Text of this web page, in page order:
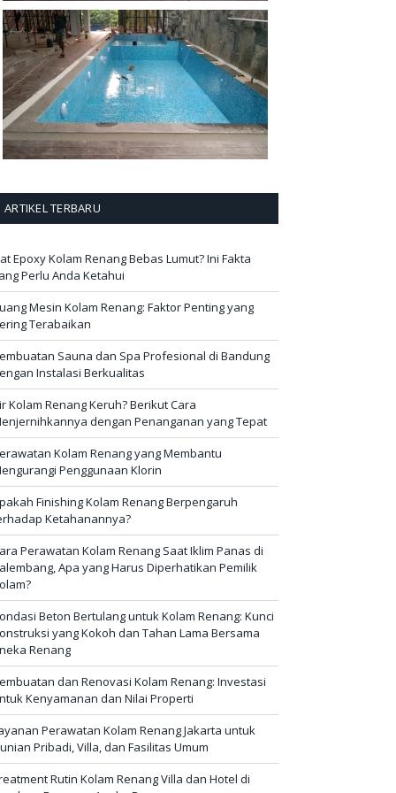
ARTIKEL TERBARU
Epoxy Kolam Renang Bebas Lumut? Ini Fakta
Perlu Anda Ketahui
Mesin Kolam Renang: Faktor Penting yang
Terabaikan
Sauna dan Spa Profesional di Bandung
Instalasi Berkualitas
Kolam Renang Keruh? Berikut Cara
dengan Penanganan yang Tepat
Kolam Renang yang Membantu
Penggunaan Klorin
Finishing Kolam Renang Berpengaruh
Ketahanannya?
Perawatan Kolam Renang Saat Iklim Panas di
Apa yang Harus Diperhatikan Pemilik
Beton Bertulang untuk Kolam Renang: Kunci
yang Kokoh dan Tahan Lama Bersama
Renang
dan Renovasi Kolam Renang: Investasi
Kenyamanan dan Nilai Properti
Perawatan Kolam Renang Jakarta untuk
Pribadi, Villa, dan Fasilitas Umum
Rutin Kolam Renang Villa dan Hotel di